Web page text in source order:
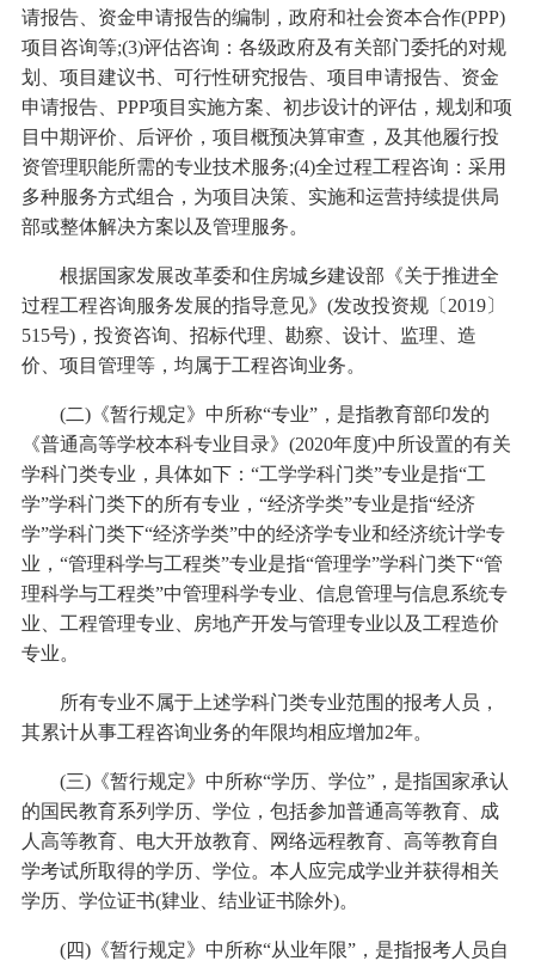
请报告、资金申请报告的编制，政府和社会资本合作(PPP)
项目咨询等;(3)评估咨询：各级政府及有关部门委托的对规
划、项目建议书、可行性研究报告、项目申请报告、资金
申请报告、PPP项目实施方案、初步设计的评估，规划和项
目中期评价、后评价，项目概预决算审查，及其他履行投
资管理职能所需的专业技术服务;(4)全过程工程咨询：采用
多种服务方式组合，为项目决策、实施和运营持续提供局
部或整体解决方案以及管理服务。
根据国家发展改革委和住房城乡建设部《关于推进全
过程工程咨询服务发展的指导意见》(发改投资规〔2019〕
515号)，投资咨询、招标代理、勘察、设计、监理、造
价、项目管理等，均属于工程咨询业务。
(二)《暂行规定》中所称“专业”，是指教育部印发的
《普通高等学校本科专业目录》(2020年度)中所设置的有关
学科门类专业，具体如下：“工学学科门类”专业是指“工
学”学科门类下的所有专业，“经济学类”专业是指“经济
学”学科门类下“经济学类”中的经济学专业和经济统计学专
业，“管理科学与工程类”专业是指“管理学”学科门类下“管
理科学与工程类”中管理科学专业、信息管理与信息系统专
业、工程管理专业、房地产开发与管理专业以及工程造价
专业。
所有专业不属于上述学科门类专业范围的报考人员，
其累计从事工程咨询业务的年限均相应增加2年。
(三)《暂行规定》中所称“学历、学位”，是指国家承认
的国民教育系列学历、学位，包括参加普通高等教育、成
人高等教育、电大开放教育、网络远程教育、高等教育自
学考试所取得的学历、学位。本人应完成学业并获得相关
学历、学位证书(肄业、结业证书除外)。
(四)《暂行规定》中所称“从业年限”，是指报考人员自